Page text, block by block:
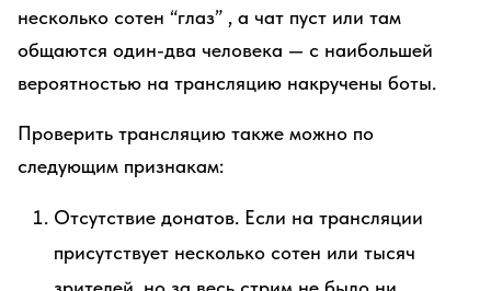
несколько сотен “глаз” , а чат пуст или там
общаются один-два человека — с наибольшей
вероятностью на трансляцию накручены боты.
Проверить трансляцию также можно по
следующим признакам:
Отсутствие донатов. Если на трансляции
присутствует несколько сотен или тысяч